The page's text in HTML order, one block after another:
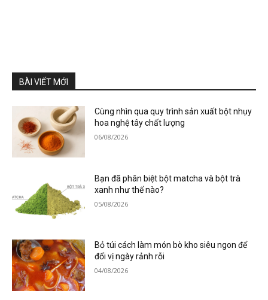
BÀI VIẾT MỚI
Cùng nhìn qua quy trình sản xuất bột nhụy
hoa nghệ tây chất lượng
06/08/2026
Bạn đã phân biệt bột matcha và bột trà
xanh như thế nào?
05/08/2026
Bỏ túi cách làm món bò kho siêu ngon để
đổi vị ngày rảnh rỗi
04/08/2026